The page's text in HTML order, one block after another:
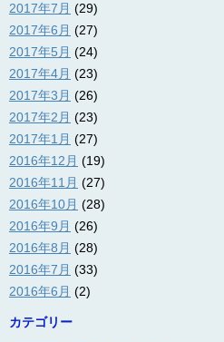
2017年7月 (29)
2017年6月 (27)
2017年5月 (24)
2017年4月 (23)
2017年3月 (26)
2017年2月 (23)
2017年1月 (27)
2016年12月 (19)
2016年11月 (27)
2016年10月 (28)
2016年9月 (26)
2016年8月 (28)
2016年7月 (33)
2016年6月 (2)
カテゴリー